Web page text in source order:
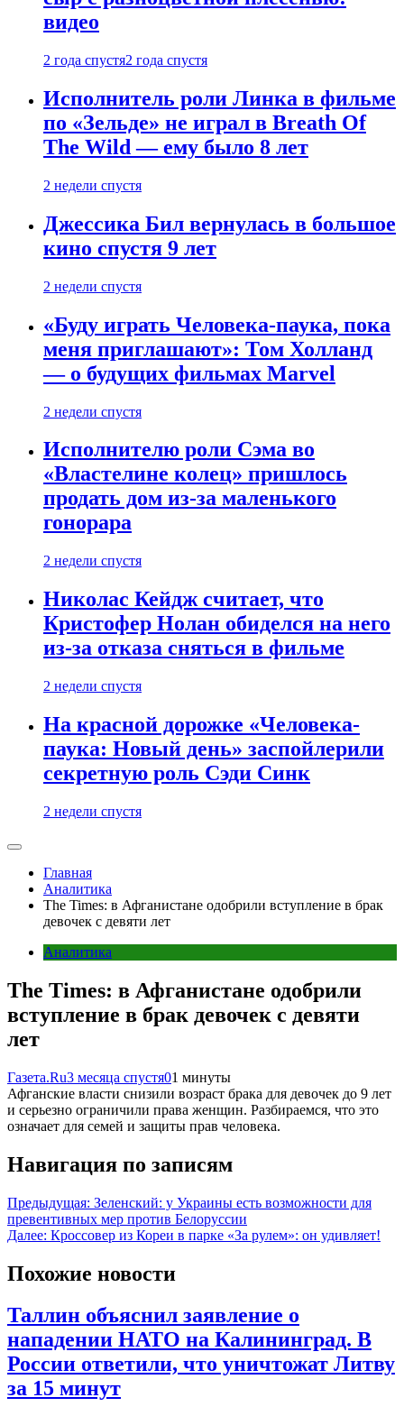
видео
2 года спустя2 года спустя
Исполнитель роли Линка в фильме
по «Зельде» не играл в Breath Of
The Wild — ему было 8 лет
2 недели спустя
Джессика Бил вернулась в большое
кино спустя 9 лет
2 недели спустя
«Буду играть Человека-паука, пока
меня приглашают»: Том Холланд
— о будущих фильмах Marvel
2 недели спустя
Исполнителю роли Сэма во
«Властелине колец» пришлось
продать дом из-за маленького
гонорара
2 недели спустя
Николас Кейдж считает, что
Кристофер Нолан обиделся на него
из-за отказа сняться в фильме
2 недели спустя
На красной дорожке «Человека-
паука: Новый день» заспойлерили
секретную роль Сэди Синк
2 недели спустя
Главная
Аналитика
The Times: в Афганистане одобрили вступление в брак
девочек с девяти лет
Аналитика
The Times: в Афганистане одобрили
вступление в брак девочек с девяти
лет
Газета.Ru3 месяца спустя01 минуты
Афганские власти снизили возраст брака для девочек до 9 лет
и серьезно ограничили права женщин. Разбираемся, что это
означает для семей и защиты прав человека.
Навигация по записям
Предыдущая: Зеленский: у Украины есть возможности для
превентивных мер против Белоруссии
Далее: Кроссовер из Кореи в парке «За рулем»: он удивляет!
Похожие новости
Таллин объяснил заявление о
нападении НАТО на Калининград. В
России ответили, что уничтожат Литву
за 15 минут